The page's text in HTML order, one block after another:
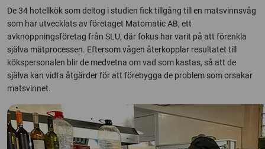
De 34 hotellkök som deltog i studien fick tillgång till en matsvinnsvåg
som har utvecklats av företaget Matomatic AB, ett
avknoppningsföretag från SLU, där fokus har varit på att förenkla
själva mätprocessen. Eftersom vågen återkopplar resultatet till
kökspersonalen blir de medvetna om vad som kastas, så att de
själva kan vidta åtgärder för att förebygga de problem som orsakar
matsvinnet.